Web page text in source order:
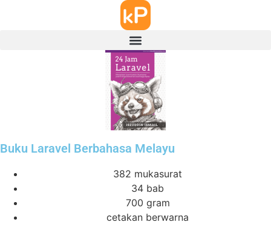
Buku Laravel Berbahasa Melayu
382 mukasurat
34 bab
700 gram
cetakan berwarna